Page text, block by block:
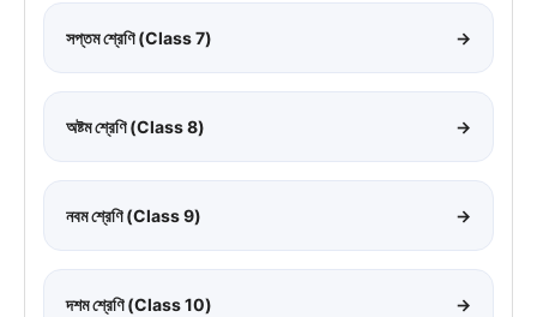
সপ্তম শ্রেণি (Class 7) →
অষ্টম শ্রেণি (Class 8) →
নবম শ্রেণি (Class 9) →
দশম শ্রেণি (Class 10) →